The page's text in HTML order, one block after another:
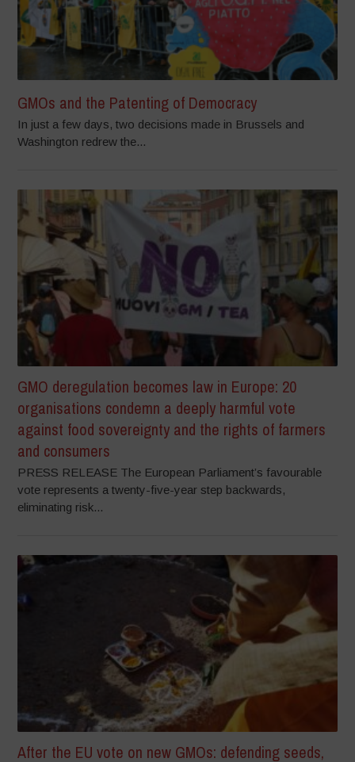
GMOs and the Patenting of Democracy
In just a few days, two decisions made in Brussels and
Washington redrew the...
GMO deregulation becomes law in Europe: 20
organisations condemn a deeply harmful vote
against food sovereignty and the rights of farmers
and consumers
PRESS RELEASE The European Parliament’s favourable
vote represents a twenty-five-year step backwards,
eliminating risk...
After the EU vote on new GMOs: defending seeds,